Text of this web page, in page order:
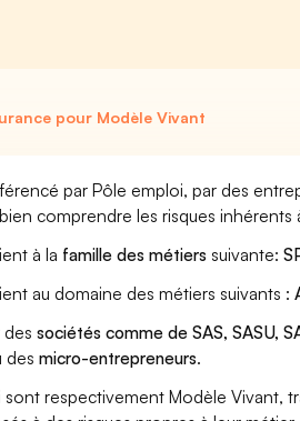
pour Modèle Vivant
par Pôle emploi, par des
comprendre les risques
à la famille des métiers suivante:
au domaine des métiers suivants :
dessociétés comme de SAS, SASU,
desmicro-entrepreneurs.
respectivement Modèle Vivant,